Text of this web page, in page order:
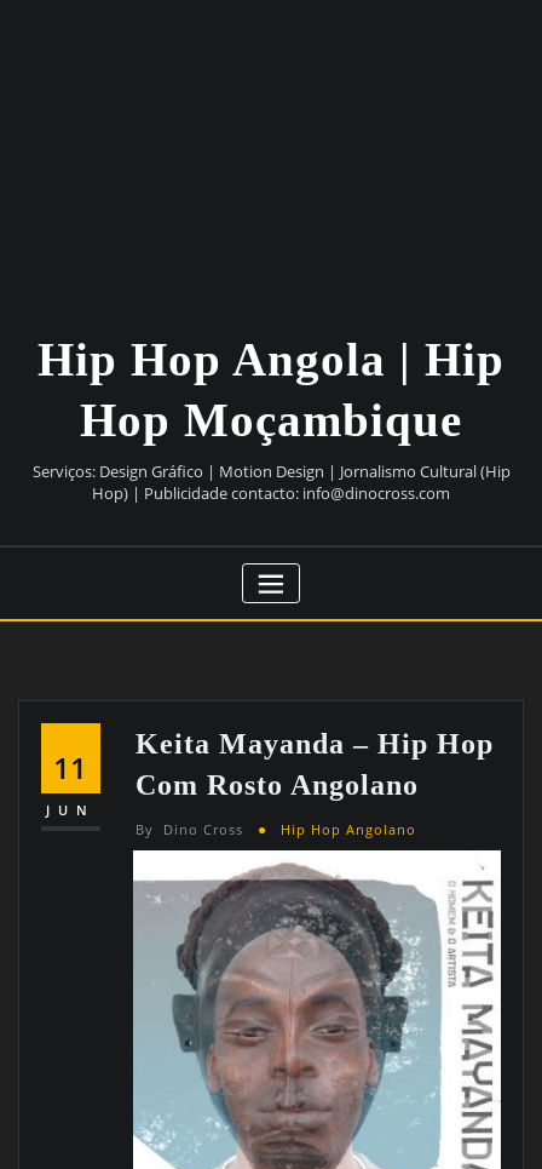
Hip Hop Angola | Hip
Hop Moçambique
Serviços: Design Gráfico | Motion Design | Jornalismo Cultural (Hip
Hop) | Publicidade contacto: info@dinocross.com
11
JUN
Keita Mayanda – Hip Hop
Com Rosto Angolano
By Dino Cross Hip Hop Angolano